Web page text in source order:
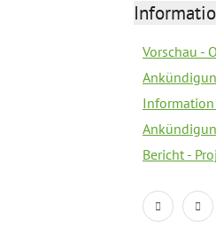
Vorschau -
Bericht -